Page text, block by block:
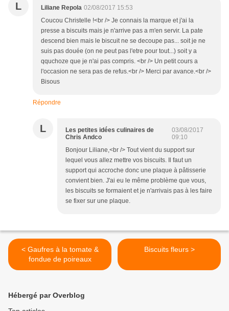
L Liliane Repola 02/08/2017 15:53
Coucou Christelle !<br /> Je connais la marque et j'ai la
presse a biscuits mais je n'arrive pas a m'en servir. La pate
descend bien mais le biscuit ne se decoupe pas... soit je ne
suis pas douée (on ne peut pas l'etre pour tout...) soit y a
qquchoze que je n'ai pas compris. <br /> Un petit cours a
l'occasion ne sera pas de refus.<br /> Merci par avance.<br />
Bisous
Répondre
L
Les petites idées culinaires de
Chris Andco
03/08/2017
09:10
Bonjour Liliane,<br /> Tout vient du support sur
lequel vous allez mettre vos biscuits. Il faut un
support qui accroche donc une plaque à pâtisserie
convient bien. J'ai eu le même problème que vous,
les biscuits se formaient et je n'arrivais pas à les faire
se fixer sur une plaque.
< Gaufres à la tomate &
fondue de poireaux
Biscuits fleurs >
Hébergé par Overblog